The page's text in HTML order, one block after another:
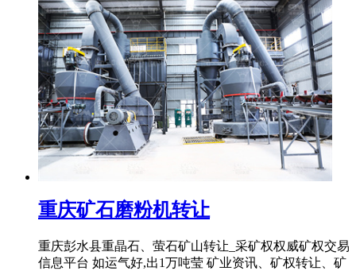
重庆矿石磨粉机转让
重庆彭水县重晶石、萤石矿山转让_采矿权权威矿权交易
信息平台 如运气好,出1万吨莹 矿业资讯、矿权转让、矿